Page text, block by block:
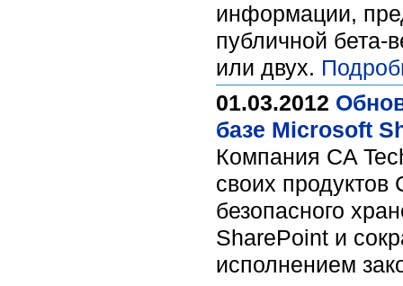
информации,
публичной бета-
или двух.
01.03.2012
базе Microsoft
Компания CA
своих
безопасного
SharePoint и
исполнением